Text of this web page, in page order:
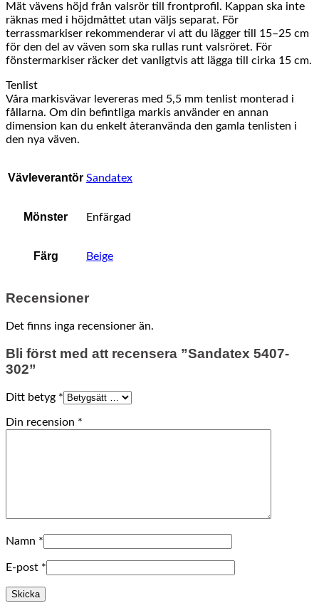
Mät vävens höjd från valsrör till frontprofil. Kappan ska inte
räknas med i höjdmåttet utan väljs separat. För
terrassmarkiser rekommenderar vi att du lägger till 15–25 cm
för den del av väven som ska rullas runt valsröret. För
fönstermarkiser räcker det vanligtvis att lägga till cirka 15 cm.
Tenlist
Våra markisvävar levereras med 5,5 mm tenlist monterad i
fållarna. Om din befintliga markis använder en annan
dimension kan du enkelt återanvända den gamla tenlisten i
den nya väven.
Vävleverantör Sandatex
Mönster Enfärgad
Färg Beige
Recensioner
Det finns inga recensioner än.
Bli först med att recensera ”Sandatex 5407-
302”
Ditt betyg *
Din recension *
Namn *
E-post *